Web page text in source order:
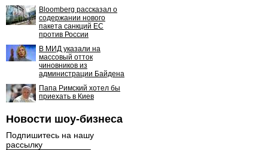
Bloomberg рассказал о
содержании нового
пакета санкций ЕС
против России
В МИД указали на
массовый отток
чиновников из
администрации Байдена
Папа Римский хотел бы
приехать в Киев
Новости шоу-бизнеса
Подпишитесь на нашу
рассылку